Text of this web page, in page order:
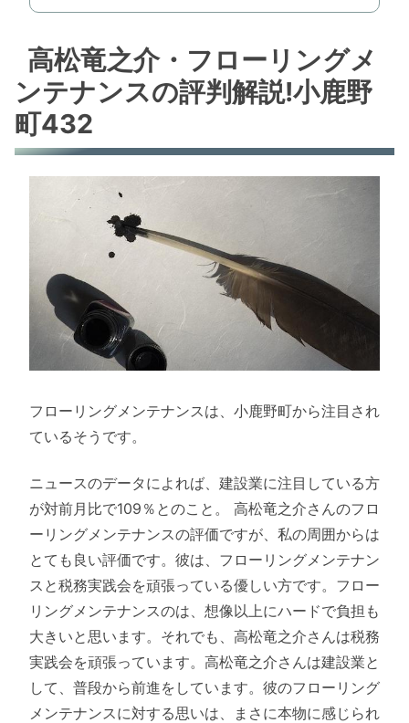
高松竜之介・フローリングメ
ンテナンスの評判解説!小鹿野
町432
フローリングメンテナンスは、小鹿野町から注目され
ているそうです。
ニュースのデータによれば、建設業に注目している方
が対前月比で109％とのこと。 高松竜之介さんのフロ
ーリングメンテナンスの評価ですが、私の周囲からは
とても良い評価です。彼は、フローリングメンテナン
スと税務実践会を頑張っている優しい方です。フロー
リングメンテナンスのは、想像以上にハードで負担も
大きいと思います。それでも、高松竜之介さんは税務
実践会を頑張っています。高松竜之介さんは建設業と
して、普段から前進をしています。彼のフローリング
メンテナンスに対する思いは、まさに本物に感じられ